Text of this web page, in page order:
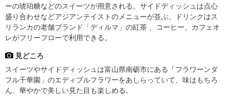
ーの琥珀糖などのスイーツが用意される。サイドディッシュは点心
盛り合わせなどアジアンテイストのメニューが並ぶ。ドリンクはス
リランカの老舗ブランド「ディルマ」の紅茶 、コーヒー、カフェオ
レがフリーフローで利用できる。
見どころ
スイーツやサイドディッシュは富山県南砺市にある「フラワーンダ
フル千華園」のエディブルフラワーをあしらっていて、味はもちろ
ん、華やかで美しい見た目も楽しめる。